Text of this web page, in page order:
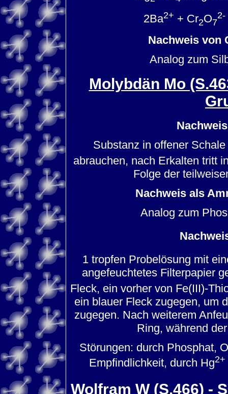
2Ba2+ + Cr2O7
2-
Nachweis von
Analog zum
Molybdän Mo
Substanz in offener
abrauchen, nach Erkalten tritt
Folge der
Nachweis als
Analog zum
1 tropfen Probelösung mit
angefeuchtetes Filterpapier
Fleck, ein vorher von Fe(III)-
ein blauer Fleck zugegen, um
zugegen. Nach weiterem
Ring, während
Störungen: durch Phosphat,
Empfindlichkeit, durch Hg2+
Wolfram W (S.466) -